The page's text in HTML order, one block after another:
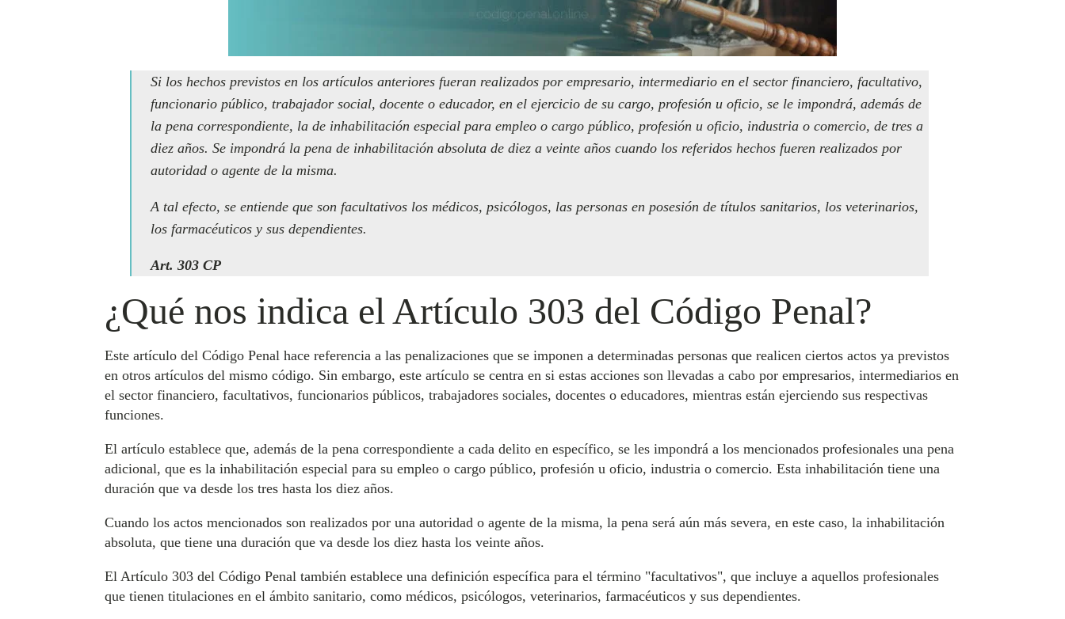
Si los hechos previstos en los artículos anteriores fueran realizados por empresario, intermediario en el sector financiero, facultativo,
funcionario público, trabajador social, docente o educador, en el ejercicio de su cargo, profesión u oficio, se le impondrá, además de
la pena correspondiente, la de inhabilitación especial para empleo o cargo público, profesión u oficio, industria o comercio, de tres a
diez años. Se impondrá la pena de inhabilitación absoluta de diez a veinte años cuando los referidos hechos fueren realizados por
autoridad o agente de la misma.
A tal efecto, se entiende que son facultativos los médicos, psicólogos, las personas en posesión de títulos sanitarios, los veterinarios,
los farmacéuticos y sus dependientes.
Art. 303 CP
¿Qué nos indica el Artículo 303 del Código Penal?
Este artículo del Código Penal hace referencia a las penalizaciones que se imponen a determinadas personas que realicen ciertos actos ya previstos
en otros artículos del mismo código. Sin embargo, este artículo se centra en si estas acciones son llevadas a cabo por empresarios, intermediarios en
el sector financiero, facultativos, funcionarios públicos, trabajadores sociales, docentes o educadores, mientras están ejerciendo sus respectivas
funciones.
El artículo establece que, además de la pena correspondiente a cada delito en específico, se les impondrá a los mencionados profesionales una pena
adicional, que es la inhabilitación especial para su empleo o cargo público, profesión u oficio, industria o comercio. Esta inhabilitación tiene una
duración que va desde los tres hasta los diez años.
Cuando los actos mencionados son realizados por una autoridad o agente de la misma, la pena será aún más severa, en este caso, la inhabilitación
absoluta, que tiene una duración que va desde los diez hasta los veinte años.
El Artículo 303 del Código Penal también establece una definición específica para el término "facultativos", que incluye a aquellos profesionales
que tienen titulaciones en el ámbito sanitario, como médicos, psicólogos, veterinarios, farmacéuticos y sus dependientes.